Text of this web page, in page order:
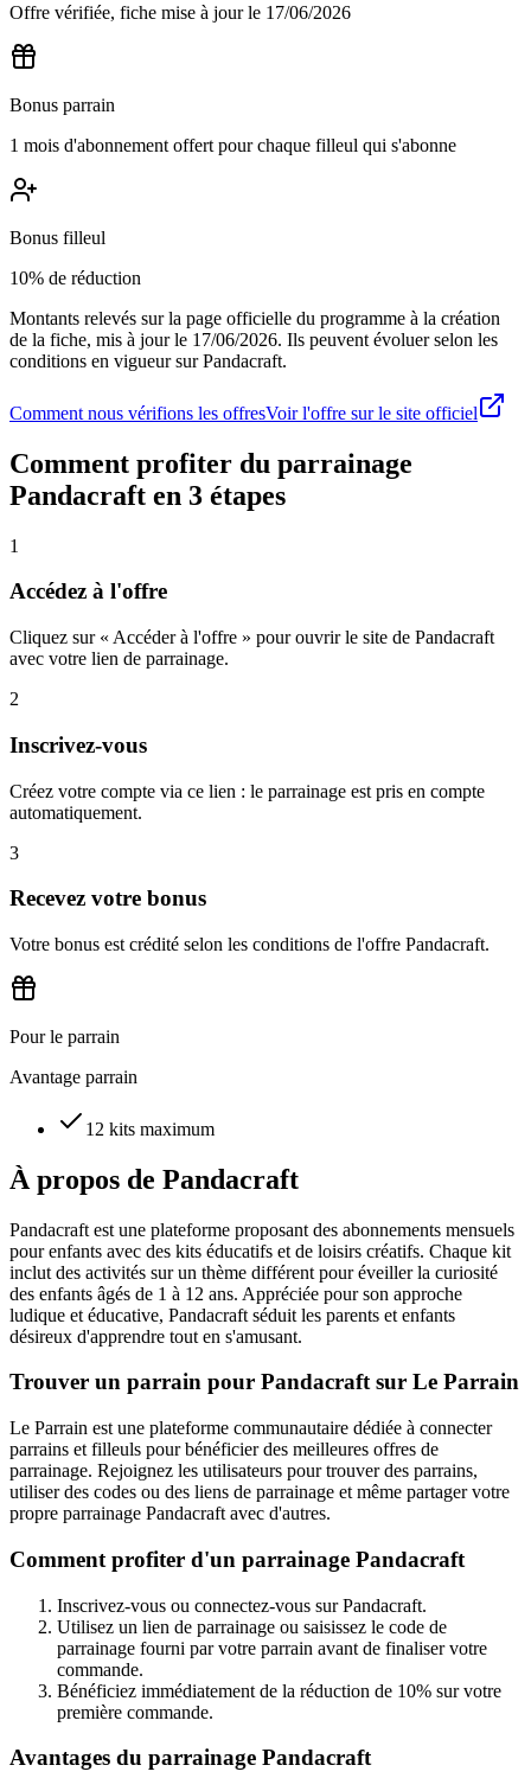
Offre vérifiée, fiche mise à jour le 17/06/2026
Bonus parrain
1 mois d'abonnement offert pour chaque filleul qui s'abonne
Bonus filleul
10% de réduction
Montants relevés sur la page officielle du programme à la création
de la fiche, mis à jour le 17/06/2026. Ils peuvent évoluer selon les
conditions en vigueur surPandacraft.
Comment nous vérifions les offresVoir l'offre sur le site officiel
Comment profiter du parrainage
Pandacraft en 3 étapes
1
Accédez à l'offre
Cliquez sur « Accéder à l'offre » pour ouvrir le site de Pandacraft
avec votre lien de parrainage.
2
Inscrivez-vous
Créez votre compte via ce lien : le parrainage est pris en compte
automatiquement.
3
Recevez votre bonus
Votre bonus est crédité selon les conditions de l'offre Pandacraft.
Pour le parrain
Avantage parrain
12 kits maximum
À propos de Pandacraft
Pandacraft est une plateforme proposant des abonnements mensuels
pour enfants avec des kits éducatifs et de loisirs créatifs. Chaque kit
inclut des activités sur un thème différent pour éveiller la curiosité
des enfants âgés de 1 à 12 ans. Appréciée pour son approche
ludique et éducative, Pandacraft séduit les parents et enfants
désireux d'apprendre tout en s'amusant.
Trouver un parrain pour Pandacraft sur Le Parrain
Le Parrain est une plateforme communautaire dédiée à connecter
parrains et filleuls pour bénéficier des meilleures offres de
parrainage. Rejoignez les utilisateurs pour trouver des parrains,
utiliser des codes ou des liens de parrainage et même partager votre
propre parrainage Pandacraft avec d'autres.
Comment profiter d'un parrainage Pandacraft
Inscrivez-vous ou connectez-vous sur Pandacraft.
Utilisez un lien de parrainage ou saisissez le code de
parrainage fourni par votre parrain avant de finaliser votre
commande.
Bénéficiez immédiatement de la réduction de 10% sur votre
première commande.
Avantages du parrainage Pandacraft